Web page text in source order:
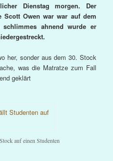
Dienstag morgen. Der
Scott Owen war war auf dem
ahnend wurde er
her, sonder aus dem 30. Stock
was die Matratze zum Fall
geklärt
auf einen Studenten